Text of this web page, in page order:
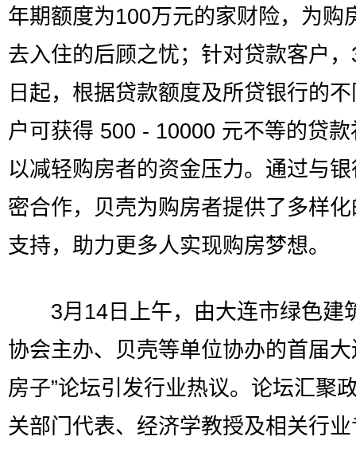
年期额度为100万元的家财险，为购
去入住的后顾之忧；针对贷款客户
日起，根据贷款额度及所贷银行的
户可获得 500 - 10000 元不等的贷
以减轻购房者的资金压力。通过与
密合作，贝壳为购房者提供了多样
支持，助力更多人实现购房梦想。
3月14日上午，由大连市绿色建
协会主办、贝壳等单位协办的首届大
房子”论坛引发行业热议。论坛汇聚
关部门代表、经济学教授及相关行